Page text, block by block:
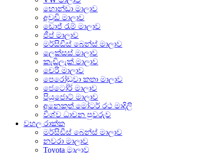
හොන්ඩා මාලාව
අවුඩි මාලාව
ඩොජ් රැම් මාලාව
ජීප් මාලාව
මර්සිඩීස් බෙන්ස් මාලාව
ලෙක්සස් මාලාව
කැඩිලැක් මාලාව
චෙරි මාලාව
පෙරෝඩුවා කතා මාලාව
ජෙටෝර් මාලාව
පියුජොට් මාලාව
අනෙකුත් මෝටර් රථ මාදිලි
විශ්ව ධාවන පුවරුව
වහල රාක්ක
මර්සිඩීස් බෙන්ස් මාලාව
නවරා මාලාව
Toyota මාලාව